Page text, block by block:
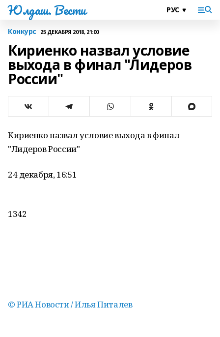
Юлдаш. Вести
Конкурс 25 ДЕКАБРЯ 2018, 21:00
Кириенко назвал условие
выхода в финал "Лидеров
России"
Кириенко назвал условие выхода в финал
"Лидеров России"
24 декабря, 16:51
1342
© РИА Новости / Илья Питалев